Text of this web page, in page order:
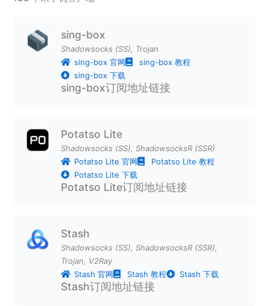
sing-box
Shadowsocks (SS), Trojan
sing-box 官网
sing-box 教程
sing-box 下载
sing-box订阅地址链接
Potatso Lite
Shadowsocks (SS), ShadowsocksR (SSR)
Potatso Lite 官网
Potatso Lite 教程
Potatso Lite 下载
Potatso Lite订阅地址链接
Stash
Shadowsocks (SS), ShadowsocksR (SSR),
Trojan, V2Ray
Stash 官网
Stash 教程 Stash 下载
Stash订阅地址链接